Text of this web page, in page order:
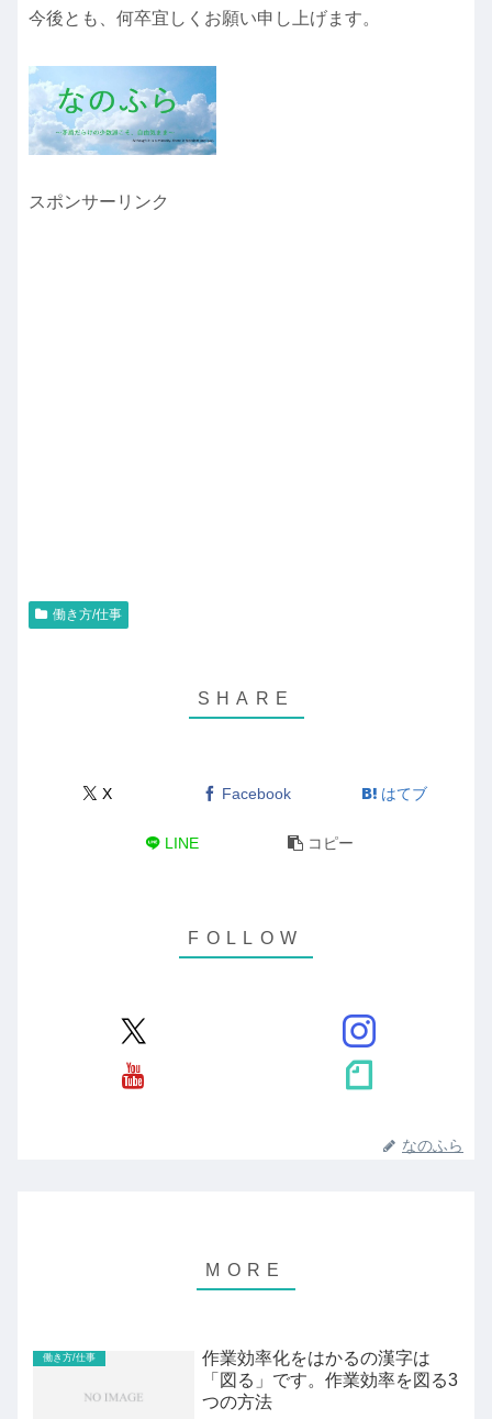
今後とも、何卒宜しくお願い申し上げます。
スポンサーリンク
働き方/仕事
X Facebook はてブ
LINE コピー
なのふら
働き方/仕事
作業効率化をはかるの漢字は
「図る」です。作業効率を図る3
つの方法